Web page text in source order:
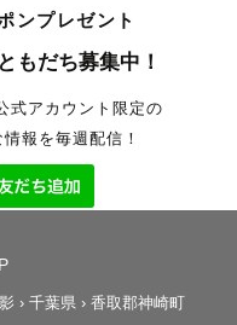
ンプレゼント
もだち募集中！
式アカウント限定の
情報を毎週配信！
› 千葉県› 香取郡神崎町